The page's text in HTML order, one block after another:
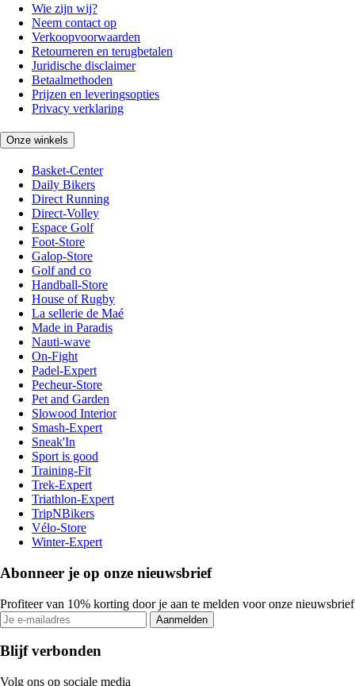
Wie zijn wij?
Neem contact op
Verkoopvoorwaarden
Retourneren en terugbetalen
Juridische disclaimer
Betaalmethoden
Prijzen en leveringsopties
Privacy verklaring
Onze winkels
Basket-Center
Daily Bikers
Direct Running
Direct-Volley
Espace Golf
Foot-Store
Galop-Store
Golf and co
Handball-Store
House of Rugby
La sellerie de Maé
Made in Paradis
Nauti-wave
On-Fight
Padel-Expert
Pecheur-Store
Pet and Garden
Slowood Interior
Smash-Expert
Sneak'In
Sport is good
Training-Fit
Trek-Expert
Triathlon-Expert
TripNBikers
Vélo-Store
Winter-Expert
Abonneer je op onze nieuwsbrief
Profiteer van 10% korting door je aan te melden voor onze nieuwsbrief
Aanmelden
Blijf verbonden
Volg ons op sociale media